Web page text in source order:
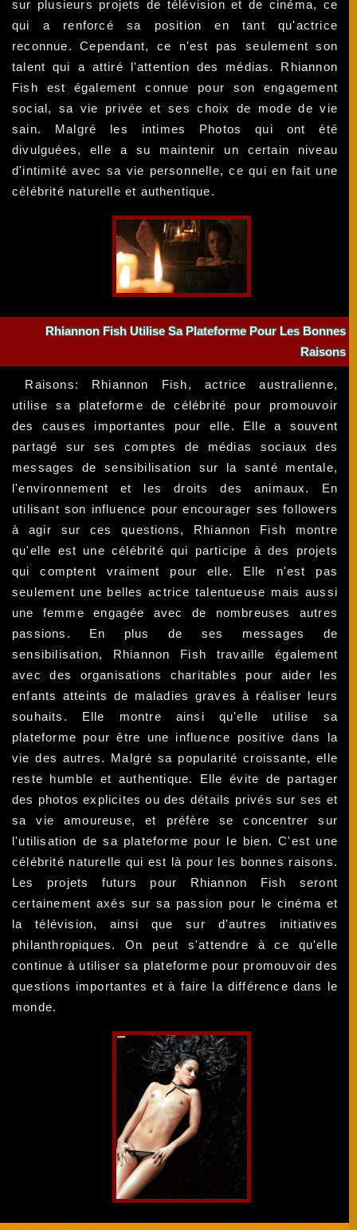
sur plusieurs projets de télévision et de cinéma, ce
qui a renforcé sa position en tant qu'actrice
reconnue. Cependant, ce n'est pas seulement son
talent qui a attiré l'attention des médias. Rhiannon
Fish est également connue pour son engagement
social, sa vie privée et ses choix de mode de vie
sain. Malgré les intimes Photos qui ont été
divulguées, elle a su maintenir un certain niveau
d'intimité avec sa vie personnelle, ce qui en fait une
célébrité naturelle et authentique.
Rhiannon Fish Utilise Sa Plateforme Pour Les Bonnes
Raisons
Raisons: Rhiannon Fish, actrice australienne,
utilise sa plateforme de célébrité pour promouvoir
des causes importantes pour elle. Elle a souvent
partagé sur ses comptes de médias sociaux des
messages de sensibilisation sur la santé mentale,
l'environnement et les droits des animaux. En
utilisant son influence pour encourager ses followers
à agir sur ces questions, Rhiannon Fish montre
qu'elle est une célébrité qui participe à des projets
qui comptent vraiment pour elle. Elle n'est pas
seulement une belles actrice talentueuse mais aussi
une femme engagée avec de nombreuses autres
passions. En plus de ses messages de
sensibilisation, Rhiannon Fish travaille également
avec des organisations charitables pour aider les
enfants atteints de maladies graves à réaliser leurs
souhaits. Elle montre ainsi qu'elle utilise sa
plateforme pour être une influence positive dans la
vie des autres. Malgré sa popularité croissante, elle
reste humble et authentique. Elle évite de partager
des photos explicites ou des détails privés sur ses et
sa vie amoureuse, et préfère se concentrer sur
l'utilisation de sa plateforme pour le bien. C'est une
célébrité naturelle qui est là pour les bonnes raisons.
Les projets futurs pour Rhiannon Fish seront
certainement axés sur sa passion pour le cinéma et
la télévision, ainsi que sur d'autres initiatives
philanthropiques. On peut s'attendre à ce qu'elle
continue à utiliser sa plateforme pour promouvoir des
questions importantes et à faire la différence dans le
monde.